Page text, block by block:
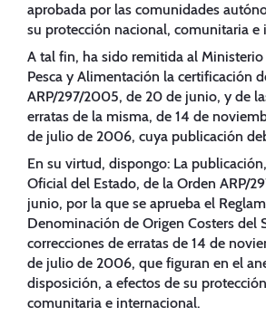
aprobada por las comunidades
su protección nacional, comunitaria e
A tal fin, ha sido remitida al Ministerio
Pesca y Alimentación la certificación
ARP/297/2005, de 20 de junio, y de
erratas de la misma, de 14 de
de julio de 2006, cuya publicación
En su virtud, dispongo: La
Oficial del Estado, de la Orden ARP/
junio, por la que se aprueba el
Denominación de Origen Costers del
correcciones de erratas de 14 de
de julio de 2006, que figuran en el
disposición, a efectos de su
comunitaria e internacional.